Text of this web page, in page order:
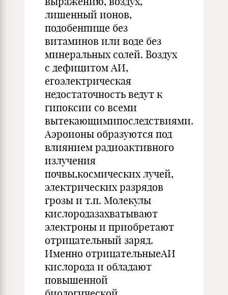
лишенный ионов,
подобенпище без
витаминов или воде без
минеральных солей. Воздух
с дефицитом АИ,
егоэлектрическая
недостаточность ведут к
гипоксии со всеми
вытекающимипоследствиями.
Аэроионы образуются под
влиянием радиоактивного
излучения
почвы,космических лучей,
электрических разрядов
грозы и т.п. Молекулы
кислородазахватывают
электроны и приобретают
отрицательный заряд.
Именно отрицательныеАИ
кислорода и обладают
повышенной